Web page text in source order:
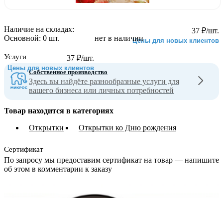
37 ₽/шт.
Цены для новых клиентов
нет в наличии
37 ₽/шт.
Цены для новых клиентов
Наличие на складах:
Основной: 0 шт.
Услуги
Собственное производство
Здесь вы найдёте разнообразные услуги для
вашего бизнеса или личных потребностей
Товар находится в категориях
Открытки
Открытки ко Дню рождения
Сертификат
По запросу мы предоставим сертификат на товар — напишите
об этом в комментарии к заказу